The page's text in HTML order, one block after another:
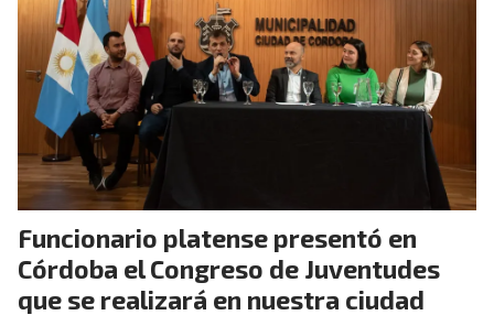
Funcionario platense presentó en
Córdoba el Congreso de Juventudes
que se realizará en nuestra ciudad